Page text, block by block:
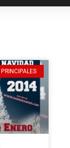
PRINCIPALES